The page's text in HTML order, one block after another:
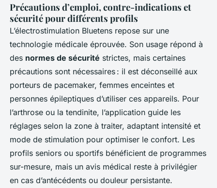
Précautions d’emploi, contre-indications et
sécurité pour différents profils
L’électrostimulation Bluetens repose sur une
technologie médicale éprouvée. Son usage répond à
des normes de sécurité strictes, mais certaines
précautions sont nécessaires : il est déconseillé aux
porteurs de pacemaker, femmes enceintes et
personnes épileptiques d’utiliser ces appareils. Pour
l’arthrose ou la tendinite, l’application guide les
réglages selon la zone à traiter, adaptant intensité et
mode de stimulation pour optimiser le confort. Les
profils seniors ou sportifs bénéficient de programmes
sur-mesure, mais un avis médical reste à privilégier
en cas d’antécédents ou douleur persistante.